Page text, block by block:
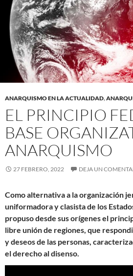
ANARQUISMO EN LA ACTUALIDAD,
EL PRINCIPIO
BASE
ANARQUISMO
27 FEBRERO, 2022 DEJA UN
Como alternativa a la organización
uniformadora y clasista de los
propuso desde sus orígenes el
libre unión de regiones, que
y deseos de las personas,
el derecho al disenso.